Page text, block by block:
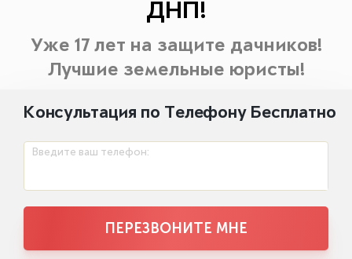
ДНП!
Уже 17 лет на защите дачников!
Лучшие земельные юристы!
Консультация по Телефону Бесплатно
Введите ваш телефон:
ПЕРЕЗВОНИТЕ МНЕ